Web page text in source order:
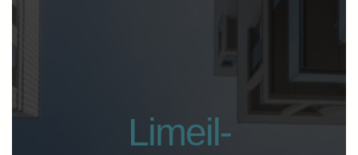
Limeil-